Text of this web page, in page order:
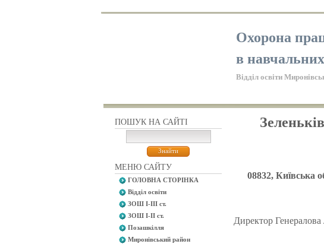
Охорона
в
Відділ освіти
ПОШУК НА САЙТІ
МЕНЮ САЙТУ
ГОЛОВНА СТОРІНКА
Відділ освіти
ЗОШ І-ІІІ ст.
ЗОШ І-ІІ ст.
Позашкілля
Миронівський район
08832, Київська
Директор